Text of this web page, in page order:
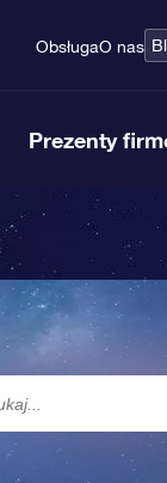
ObsługaO nas
Prezenty